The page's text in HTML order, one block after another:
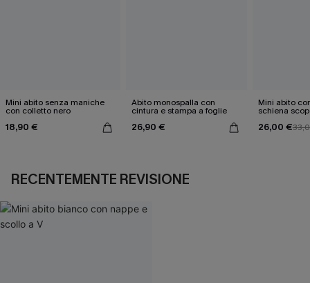
Mini abito senza maniche
con colletto nero
18,90 €
Abito monospalla con
cintura e stampa a foglie
26,90 €
Mini abito
schiena
26,00 €
RECENTEMENTE REVISIONE